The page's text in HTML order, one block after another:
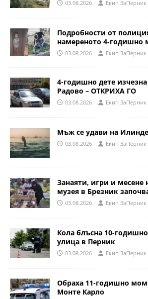
03.08.2026 Eкип ЗаПерник
Подробности от
намереното 4-годишно
03.08.2026 Eкип ЗаПерник
4-годишно дете
Радово – ОТКРИХА ГО
03.08.2026 Eкип ЗаПерник
Мъж се удави на
03.08.2026 Eкип ЗаПерник
Занаяти, игри и месене
музея в Брезник
03.08.2026 Eкип ЗаПерник
Кола блъсна 10-
улица в Перник
03.08.2026 Eкип ЗаПерник
Обраха 11-годишно
Монте Карло